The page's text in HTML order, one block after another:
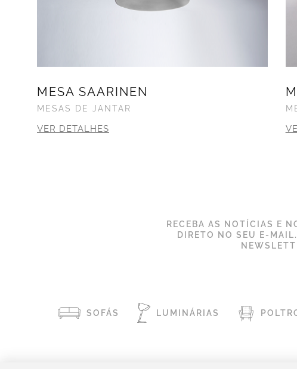
MESA SAARINEN
MESAS DE JANTAR
VER DETALHES
RECEBA AS NOTÍCIAS E
DIRETO NO SEU E-
SOFÁS LUMINÁRIAS